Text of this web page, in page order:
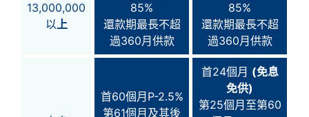
13,000,000
以上
85%
還款期最長不超
過360月供款
85%
還款期最長不超
過360月供款
首60個月P-2.5%
第61個月及其後
首24個月 (免息
免供)
第25個月至第60